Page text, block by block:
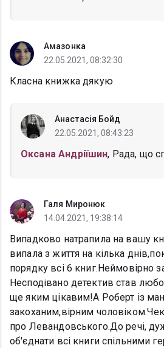
Амазонка
22.05.2021, 08:32:30
Класна книжка дякую
Анастасія Бойд
22.05.2021, 08:43:23
Оксана Андріїшин, Рада, що
Галя Миронюк
14.04.2021, 19:38:14
Випадково натрапила на вашу
випала з життя на кілька
порядку всі 6 книг.Неймовірно
Несподівано детектив став
ще яким цікавим!А Роберт із
закоханим,вірним
про Левандовського.До речі,
об'єднати всі книги спільними